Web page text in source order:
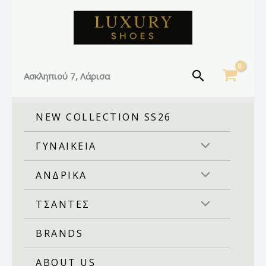
Ασκληπιού 7, Λάρισα Αναζήτηση
NEW COLLECTION SS26
ΓΥΝΑΙΚΕΙΑ
ΑΝΔΡΙΚΑ
ΤΣΑΝΤΕΣ
BRANDS
ABOUT US